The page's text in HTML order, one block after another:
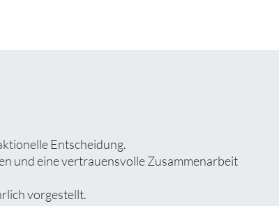
Entscheidung.
und eine vertrauensvolle Zusammenarbeit
vorgestellt.